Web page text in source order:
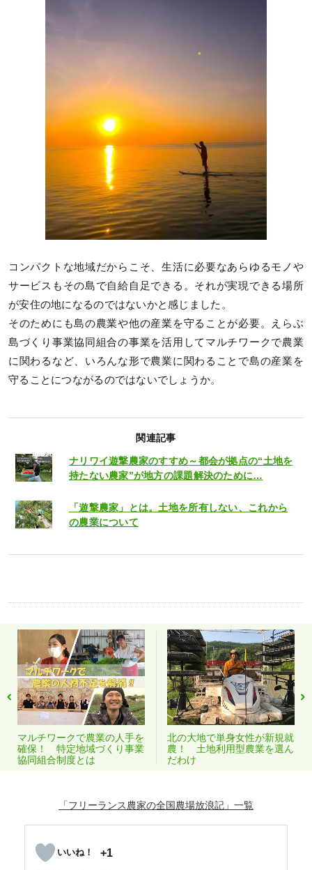
コンパクトな地域だからこそ、生活に必要なあらゆるモノや
サービスもその島で自給自足できる。それが実現できる場所
が安住の地になるのではないかと感じました。
そのためにも島の農業や他の産業を守ることが必要。えらぶ
島づくり事業協同組合の事業を活用してマルチワークで農業
に関わるなど、いろんな形で農業に関わることで島の産業を
守ることにつながるのではないでしょうか。
関連記事
ナリワイ遊撃農家のすすめ～都会が拠点の“土地を
持たない農家”が地方の課題解決のために…
「遊撃農家」とは。土地を所有しない、これから
の農業について
マルチワークで農業の人手を
確保！ 特定地域づくり事業
協同組合制度とは
北の大地で単身女性が新規就
農！ 土地利用型農業を選ん
だわけ
「フリーランス農家の全国農場放浪記」
+1